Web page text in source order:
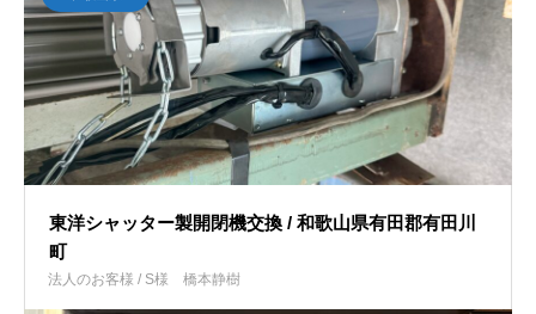
東洋シャッター製開閉機交換 / 和歌山県有田郡有田川
町
法人のお客様 / S様 橋本静樹